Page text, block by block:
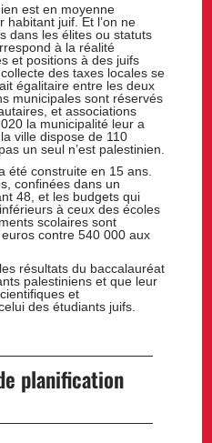
est en moyenne
habitant juif. Et l’on ne
dans les élites ou statuts
à la réalité
et positions à des juifs
des taxes locales se
égalitaire entre les deux
municipales sont réservés
et associations
la municipalité leur a
ville dispose de 110
un seul n’est palestinien.
été construite en 15 ans.
confinées dans un
48, et les budgets qui
à ceux des écoles
scolaires sont
contre 540 000 aux
résultats du baccalauréat
palestiniens et que leur
et
des étudiants juifs.
planification